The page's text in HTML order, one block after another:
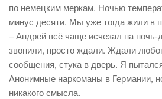
по немецким меркам. Ночью
минус десяти. Мы уже тогда жили в
– Андрей всё чаще исчезал на
звонили, просто ждали. Ждали
сообщения, стука в дверь. Я
Анонимные наркоманы в Германии,
никакого смысла.